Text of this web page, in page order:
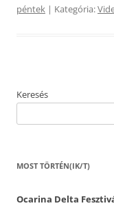
péntek | Kategória:
Keresés
MOST TÖRTÉN(IK/T)
Ocarina Delta